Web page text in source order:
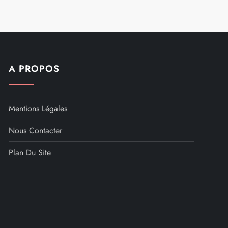
A PROPOS
Mentions Légales
Nous Contacter
Plan Du Site